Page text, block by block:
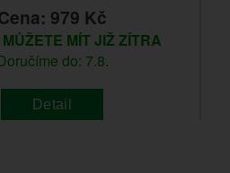
979 Kč
MŮŽETE MÍT JIŽ ZÍTRA
do: 7.8.
Detail